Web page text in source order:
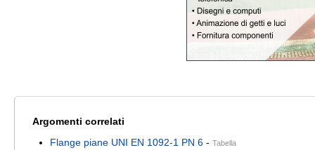
Argomenti correlati
Flange piane UNI EN 1092-1 PN 6 - Tabella